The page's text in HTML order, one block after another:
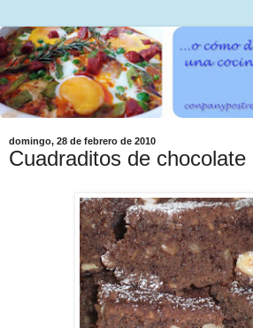
domingo, 28 de febrero de 2010
Cuadraditos de chocolate